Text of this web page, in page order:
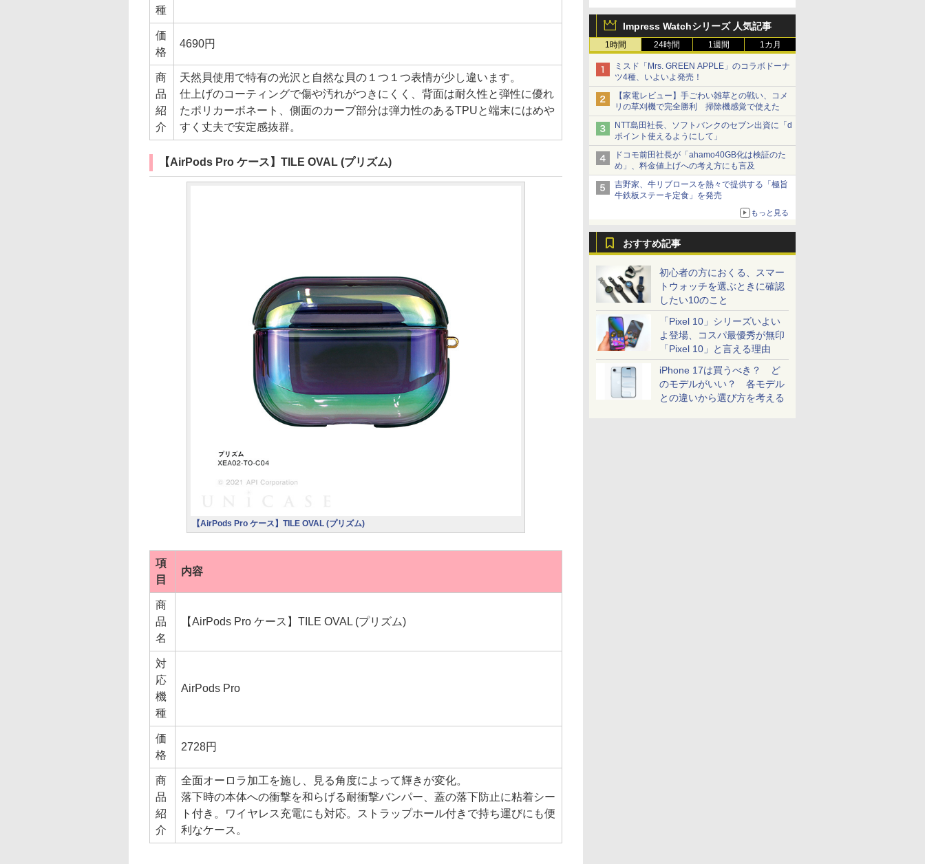
Impress Watchシリーズ 人気記事
1時間 24時間 1週間 1カ月
ミスド「Mrs. GREEN APPLE」のコラボドーナ
ツ4種、いよいよ発売！
【家電レビュー】手ごわい雑草との戦い、コメ
リの草刈機で完全勝利 掃除機感覚で使えた
NTT島田社長、ソフトバンクのセブン出資に「d
ポイント使えるようにして」
ドコモ前田社長が「ahamo40GB化は検証のた
め」、料金値上げへの考え方にも言及
吉野家、牛リブロースを熱々で提供する「極旨
牛鉄板ステーキ定食」を発売
もっと見る
おすすめ記事
初心者の方におくる、スマー
トウォッチを選ぶときに確認
したい10のこと
「Pixel 10」シリーズいよい
よ登場、コスパ最優秀が無印
「Pixel 10」と言える理由
iPhone 17は買うべき？ ど
のモデルがいい？ 各モデル
との違いから選び方を考える
種
価
格
4690円
商
品
紹
介
天然貝使用で特有の光沢と自然な貝の１つ１つ表情が少し違います。
仕上げのコーティングで傷や汚れがつきにくく、背面は耐久性と弾性に優れ
たポリカーボネート、側面のカーブ部分は弾力性のあるTPUと端末にはめや
すく丈夫で安定感抜群。
【AirPods Pro ケース】TILE OVAL (プリズム)
【AirPods Pro ケース】TILE OVAL (プリズム)
項
目
内容
商
品
名
【AirPods Pro ケース】TILE OVAL (プリズム)
対
応
機
種
AirPods Pro
価
格
2728円
商
品
紹
介
全面オーロラ加工を施し、見る角度によって輝きが変化。
落下時の本体への衝撃を和らげる耐衝撃バンパー、蓋の落下防止に粘着シー
ト付き。ワイヤレス充電にも対応。ストラップホール付きで持ち運びにも便
利なケース。